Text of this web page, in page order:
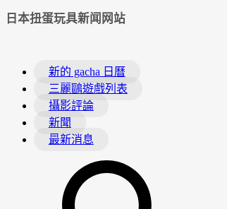
日本扭蛋玩具新闻网站
新的 gacha 日曆
三麗鷗遊戲列表
攝影評論
新聞
最新消息